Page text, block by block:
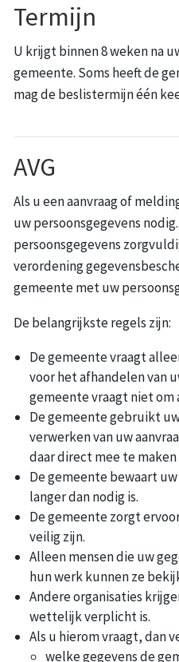
Termijn
U krijgt binnen 8 weken na
gemeente. Soms heeft de
mag de beslistermijn één
AVG
Als u een aanvraag of
uw persoonsgegevens
persoonsgegevens
verordening
gemeente met uw
De belangrijkste regels zijn:
De gemeente vraagt
voor het afhandelen van
gemeente vraagt niet om
De gemeente gebruikt
verwerken van uw
daar direct mee te maken
De gemeente bewaart
langer dan nodig is.
De gemeente zorgt
veilig zijn.
Alleen mensen die uw
hun werk kunnen ze
Andere organisaties
wettelijk verplicht is.
Als u hierom vraagt, dan
welke gegevens de